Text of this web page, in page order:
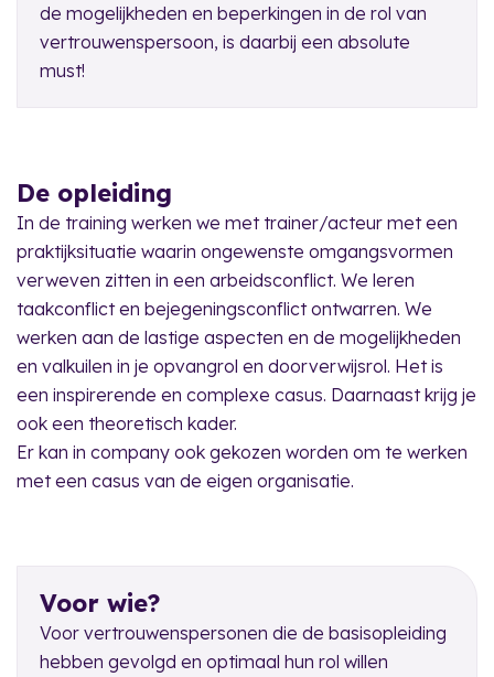
de mogelijkheden en beperkingen in de rol van
vertrouwenspersoon, is daarbij een absolute
must!
De opleiding
In de training werken we met trainer/acteur met een
praktijksituatie waarin ongewenste omgangsvormen
verweven zitten in een arbeidsconflict. We leren
taakconflict en bejegeningsconflict ontwarren. We
werken aan de lastige aspecten en de mogelijkheden
en valkuilen in je opvangrol en doorverwijsrol. Het is
een inspirerende en complexe casus. Daarnaast krijg je
ook een theoretisch kader.
Er kan in company ook gekozen worden om te werken
met een casus van de eigen organisatie.
Voor wie?
Voor vertrouwenspersonen die de basisopleiding
hebben gevolgd en optimaal hun rol willen